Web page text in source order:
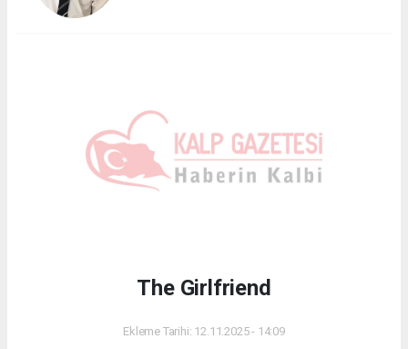
The Girlfriend
Ekleme Tarihi: 12.11.2025 - 14:09